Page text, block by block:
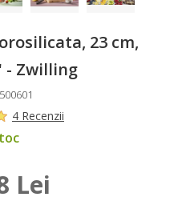
23 cm,
- Zwilling
4 Recenzii
Lei